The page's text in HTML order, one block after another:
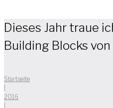
Dieses Jahr traue
Building Blocks
Startseite
2016